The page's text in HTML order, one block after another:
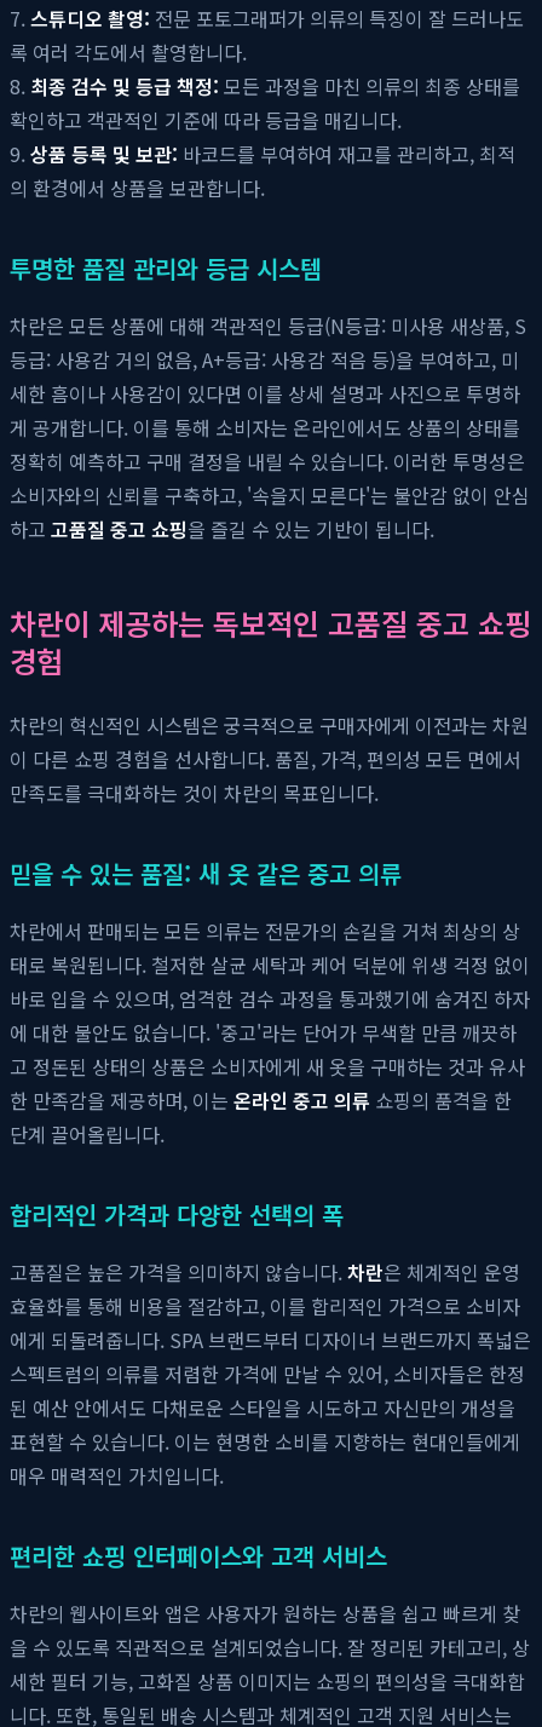
7.스튜디오 촬영: 전문 포토그래퍼가 의류의 특징이 잘 드러나도
록 여러 각도에서 촬영합니다.
8. 최종 검수 및 등급 책정: 모든 과정을 마친 의류의 최종 상태를
확인하고 객관적인 기준에 따라 등급을 매깁니다.
9.상품 등록 및 보관: 바코드를 부여하여 재고를 관리하고, 최적
의 환경에서 상품을 보관합니다.
투명한 품질 관리와 등급 시스템
차란은 모든 상품에 대해 객관적인 등급(N등급: 미사용 새상품, S
등급: 사용감 거의 없음, A+등급: 사용감 적음 등)을 부여하고, 미
세한 흠이나 사용감이 있다면 이를 상세 설명과 사진으로 투명하
게 공개합니다. 이를 통해 소비자는 온라인에서도 상품의 상태를
정확히 예측하고 구매 결정을 내릴 수 있습니다. 이러한 투명성은
소비자와의 신뢰를 구축하고, '속을지 모른다'는 불안감 없이 안심
하고 고품질 중고 쇼핑을 즐길 수 있는 기반이 됩니다.
차란이 제공하는 독보적인 고품질 중고 쇼핑
경험
차란의 혁신적인 시스템은 궁극적으로 구매자에게 이전과는 차원
이 다른 쇼핑 경험을 선사합니다. 품질, 가격, 편의성 모든 면에서
만족도를 극대화하는 것이 차란의 목표입니다.
믿을 수 있는 품질: 새 옷 같은 중고 의류
차란에서 판매되는 모든 의류는 전문가의 손길을 거쳐 최상의 상
태로 복원됩니다. 철저한 살균 세탁과 케어 덕분에 위생 걱정 없이
바로 입을 수 있으며, 엄격한 검수 과정을 통과했기에 숨겨진 하자
에 대한 불안도 없습니다. '중고'라는 단어가 무색할 만큼 깨끗하
고 정돈된 상태의 상품은 소비자에게 새 옷을 구매하는 것과 유사
한 만족감을 제공하며, 이는 온라인 중고 의류 쇼핑의 품격을 한
단계 끌어올립니다.
합리적인 가격과 다양한 선택의 폭
고품질은 높은 가격을 의미하지 않습니다.차란은 체계적인 운영
효율화를 통해 비용을 절감하고, 이를 합리적인 가격으로 소비자
에게 되돌려줍니다. SPA 브랜드부터 디자이너 브랜드까지 폭넓은
스펙트럼의 의류를 저렴한 가격에 만날 수 있어, 소비자들은 한정
된 예산 안에서도 다채로운 스타일을 시도하고 자신만의 개성을
표현할 수 있습니다. 이는 현명한 소비를 지향하는 현대인들에게
매우 매력적인 가치입니다.
편리한 쇼핑 인터페이스와 고객 서비스
차란의 웹사이트와 앱은 사용자가 원하는 상품을 쉽고 빠르게 찾
을 수 있도록 직관적으로 설계되었습니다. 잘 정리된 카테고리, 상
세한 필터 기능, 고화질 상품 이미지는 쇼핑의 편의성을 극대화합
니다. 또한, 통일된 배송 시스템과 체계적인 고객 지원 서비스는